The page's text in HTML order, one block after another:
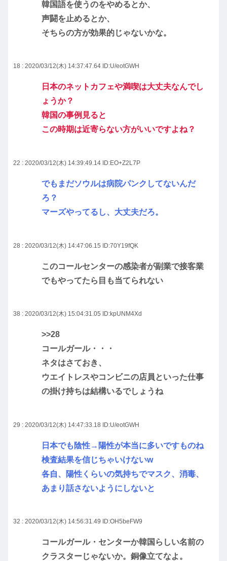
韓国語を使うのをやめるとか、
声闘を止めるとか、
そちらの方が効果的じゃないかな。
18 : 2020/03/12(木) 14:37:47.64 ID:U/eotGWH
日本のネットカフェや満喫は大丈夫なんでし
ょうか？
韓国の事例見ると
この時期は近寄らない方がいいですよね？
22 : 2020/03/12(木) 14:39:49.14 ID:EO+Z2L7P
でもまだソウルは病院パンクしてないんだ
ろ？
マーズやってるし、大丈夫だろ。
28 : 2020/03/12(木) 14:47:06.15 ID:70Y19fQK
このコールセンターの感染者が副業で接客業
でもやってたら目も当てられない
38 : 2020/03/12(木) 15:04:31.05 ID:kpUNM4Xd
>>28
コールガール・・・
ネタはさておき、
ウエイトレスやコンビニの店員といった仕事
の掛け持ちは結構いるでしょうね
29 : 2020/03/12(木) 14:47:33.18 ID:U/eotGWH
日本でも陰性→陽性が本当に多いですものね
検査結果を信じちゃいけないw
各自、陽性くらいの気持ちでマスク、消毒、
あまり話さないようにしないと
32 : 2020/03/12(木) 14:56:31.49 ID:OH5beFW9
コールガール・センターか韓国らしい名前の
クラスターじゃないか。銅像立てなよ。